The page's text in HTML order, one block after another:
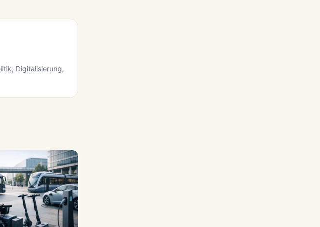
Digitalisierung,